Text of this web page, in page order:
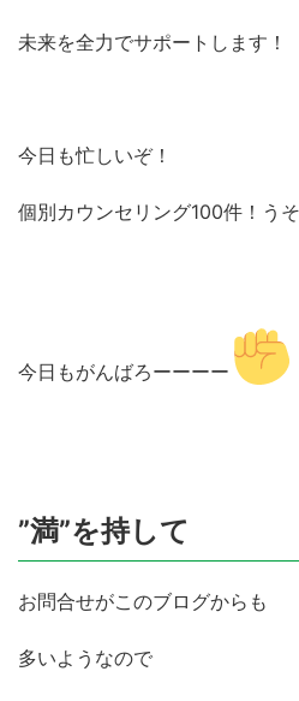
未来を全力でサポートします！
今日も忙しいぞ！
個別カウンセリング100件！う
今日もがんばろーーーー
”満”を持して
お問合せがこのブログからも
多いようなので